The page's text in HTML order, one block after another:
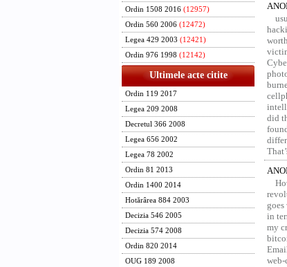
Ordin 1508 2016 (12957)
Ordin 560 2006 (12472)
Legea 429 2003 (12421)
Ordin 976 1998 (12142)
Ultimele acte citite
Ordin 119 2017
Legea 209 2008
Decretul 366 2008
Legea 656 2002
Legea 78 2002
Ordin 81 2013
Ordin 1400 2014
Hotărârea 884 2003
Decizia 546 2005
Decizia 574 2008
Ordin 820 2014
OUG 189 2008
did
in
my